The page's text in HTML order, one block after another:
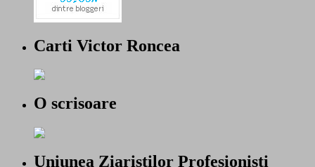
Carti Victor Roncea
O scrisoare
Uniunea Ziaristilor Profesionisti